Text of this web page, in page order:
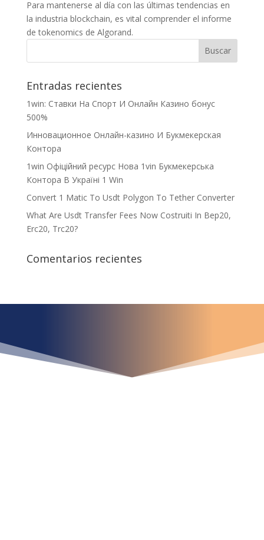
Para mantenerse al día con las últimas tendencias en
la industria blockchain, es vital comprender el informe
de tokenomics de Algorand.
Entradas recientes
1win: Ставки На Cпорт И Онлайн Казино бонус
500%
Инновационное Онлайн-казино И Букмекерская
Контора
1win Офіційний ресурс Нова 1vin Букмекерська
Контора В Україні 1 Win
Convert 1 Matic To Usdt Polygon To Tether Converter
What Are Usdt Transfer Fees Now Costruiti In Bep20,
Erc20, Trc20?
Comentarios recientes